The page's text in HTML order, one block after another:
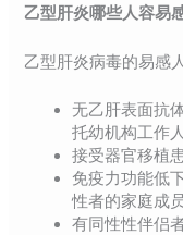
乙型肝炎哪些人容易
乙型肝炎病毒的易感
无乙肝表面抗
托幼机构工作
接受器官移植
免疫力功能低
性者的家庭成
有同性性伴侣